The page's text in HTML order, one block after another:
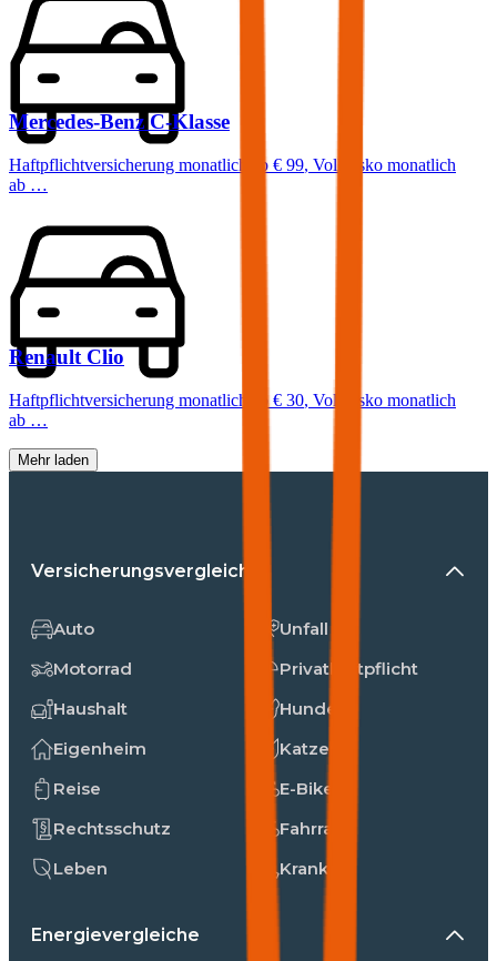
Mercedes-Benz C-Klasse
Haftpflichtversicherung monatlich ab € 99, Vollkasko monatlich
ab …
Renault Clio
Haftpflichtversicherung monatlich ab€ 30, Vollkasko monatlich
ab …
Mehr laden
Versicherungsvergleiche
Auto
Motorrad
Haushalt
Eigenheim
Reise
Rechtsschutz
Leben
Unfall
Privathaftpflicht
Hunde
Katzen
E-Bike
Fahrrad
Kranken
Energievergleiche